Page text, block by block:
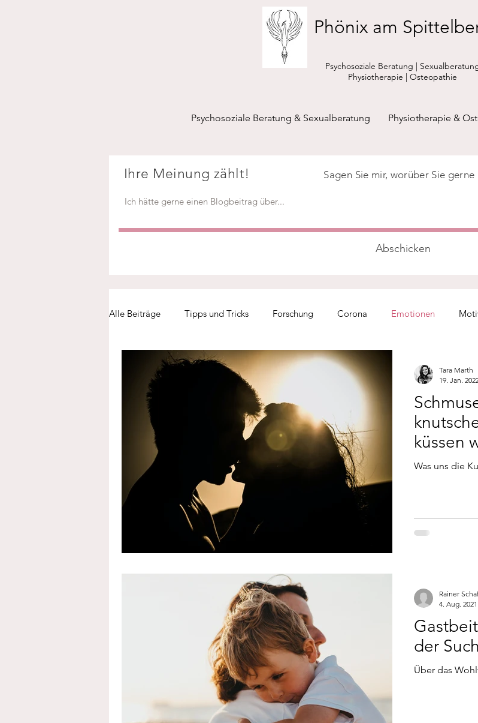
Phönix am
Psychosoziale Beratung |
Physiotherapie | Osteopathie
Psychosoziale Beratung & Sexualberatung Physiotherapie &
Ihre Meinung zählt! Sagen Sie mir, worüber Sie
Abschicken
Alle Beiträge Tipps und Tricks Forschung Corona Emotionen
Entscheidungsfindung Einsamkeit Partnerschaft
Arbeitsleben Kommunikation Q&A Aktuelles
küssen
Was uns die
Tara Marth
19. Jan.
der
Über das
Rainer
4. Aug. 2021